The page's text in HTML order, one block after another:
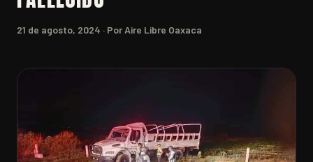
21 de agosto, 2024 · Por Aire Libre Oaxaca